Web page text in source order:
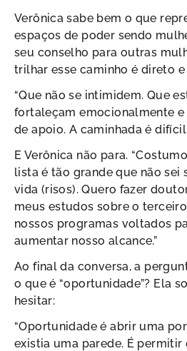
Verônica sabe bem o que
espaços de poder sendo
seu conselho para outras
trilhar esse caminho é direto
“Que não se intimidem. Que
fortaleçam emocionalmente
de apoio. A caminhada é
E Verônica não para.
lista é tão grande que não sei
vida (risos). Quero fazer
meus estudos sobre o
nossos programas voltados
aumentar nosso alcance.”
Ao final da conversa, a
o que é “oportunidade”? Ela
hesitar:
“Oportunidade é abrir uma
existia uma parede. É permitir